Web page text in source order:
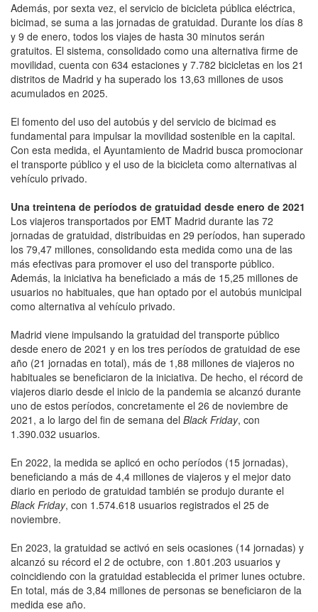
Además, por sexta vez, el servicio de bicicleta pública eléctrica,
bicimad, se suma a las jornadas de gratuidad. Durante los días 8
y 9 de enero, todos los viajes de hasta 30 minutos serán
gratuitos. El sistema, consolidado como una alternativa firme de
movilidad, cuenta con 634 estaciones y 7.782 bicicletas en los 21
distritos de Madrid y ha superado los 13,63 millones de usos
acumulados en 2025.
El fomento del uso del autobús y del servicio de bicimad es
fundamental para impulsar la movilidad sostenible en la capital.
Con esta medida, el Ayuntamiento de Madrid busca promocionar
el transporte público y el uso de la bicicleta como alternativas al
vehículo privado.
Una treintena de períodos de gratuidad desde enero de 2021
Los viajeros transportados por EMT Madrid durante las 72
jornadas de gratuidad, distribuidas en 29 períodos, han superado
los 79,47 millones, consolidando esta medida como una de las
más efectivas para promover el uso del transporte público.
Además, la iniciativa ha beneficiado a más de 15,25 millones de
usuarios no habituales, que han optado por el autobús municipal
como alternativa al vehículo privado.
Madrid viene impulsando la gratuidad del transporte público
desde enero de 2021 y en los tres períodos de gratuidad de ese
año (21 jornadas en total), más de 1,88 millones de viajeros no
habituales se beneficiaron de la iniciativa. De hecho, el récord de
viajeros diario desde el inicio de la pandemia se alcanzó durante
uno de estos períodos, concretamente el 26 de noviembre de
2021, a lo largo del fin de semana del Black Friday, con
1.390.032 usuarios.
En 2022, la medida se aplicó en ocho períodos (15 jornadas),
beneficiando a más de 4,4 millones de viajeros y el mejor dato
diario en periodo de gratuidad también se produjo durante el
Black Friday, con 1.574.618 usuarios registrados el 25 de
noviembre.
En 2023, la gratuidad se activó en seis ocasiones (14 jornadas) y
alcanzó su récord el 2 de octubre, con 1.801.203 usuarios y
coincidiendo con la gratuidad establecida el primer lunes octubre.
En total, más de 3,84 millones de personas se beneficiaron de la
medida ese año.